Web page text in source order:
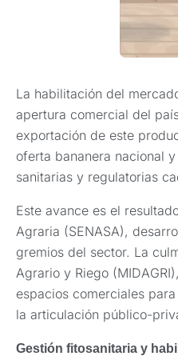
La habilitación del
apertura comercial del
exportación de este
oferta bananera nacional
sanitarias y regulatorias
Este avance es el
Agraria (SENASA),
gremios del sector. La
Agrario y Riego
espacios comerciales
la articulación público-
Gestión fitosanitaria y